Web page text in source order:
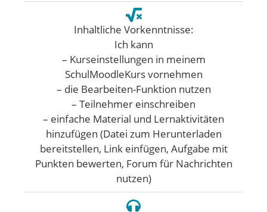
Inhaltliche Vorkenntnisse:
Ich kann
– Kurseinstellungen in meinem
SchulMoodleKurs vornehmen
– die Bearbeiten-Funktion nutzen
– Teilnehmer einschreiben
– einfache Material und Lernaktivitäten
hinzufügen (Datei zum Herunterladen
bereitstellen, Link einfügen, Aufgabe mit
Punkten bewerten, Forum für Nachrichten
nutzen)